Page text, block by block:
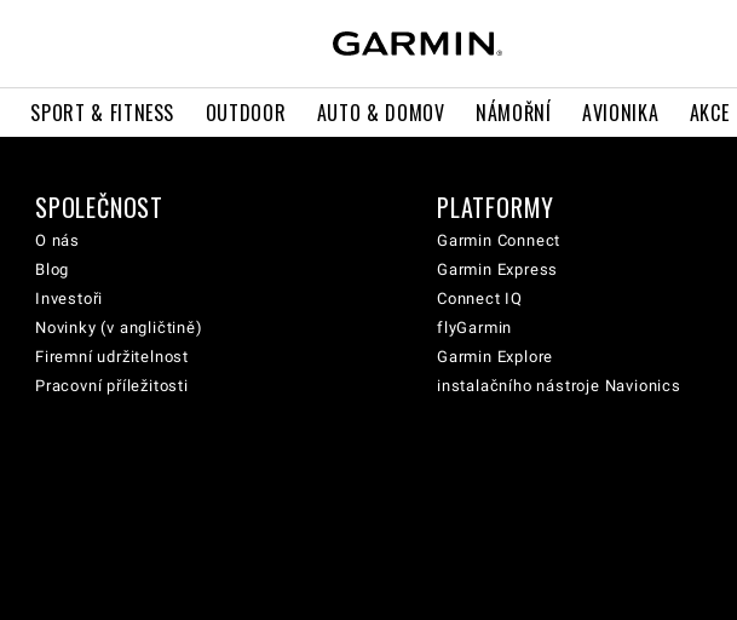
SPORT & FITNESS OUTDOOR AUTO & DOMOV NÁMOŘNÍ AVIONIKA AKCE
SPOLEČNOST
O nás
Blog
Investoři
Novinky (v angličtině)
Firemní udržitelnost
Pracovní příležitosti
PLATFORMY
Garmin Connect
Garmin Express
Connect IQ
flyGarmin
Garmin Explore
instalačního nástroje Navionics